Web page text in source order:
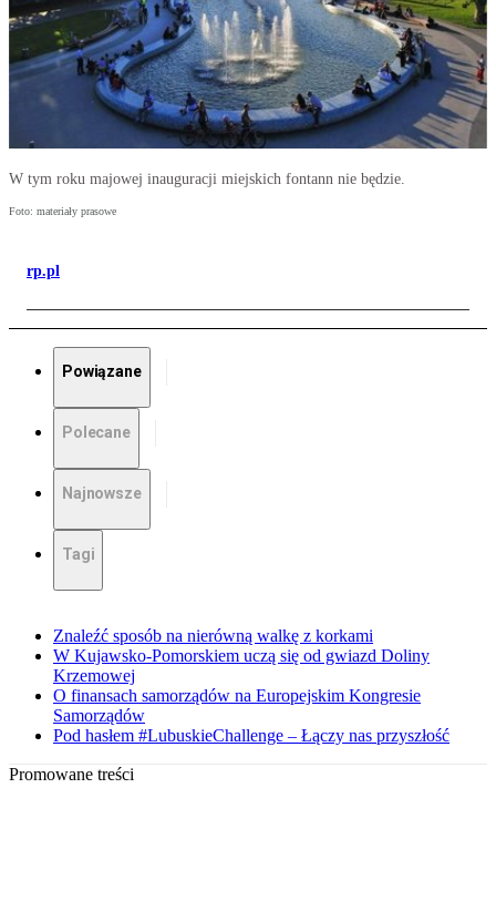
W tym roku majowej inauguracji miejskich fontann nie będzie.
Foto: materiały prasowe
rp.pl
Powiązane
Polecane
Najnowsze
Tagi
Znaleźć sposób na nierówną walkę z korkami
W Kujawsko-Pomorskiem uczą się od gwiazd Doliny
Krzemowej
O finansach samorządów na Europejskim Kongresie
Samorządów
Pod hasłem #LubuskieChallenge – Łączy nas przyszłość
Promowane treści